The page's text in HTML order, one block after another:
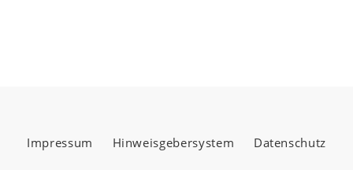
Impressum Hinweisgebersystem Datenschutz